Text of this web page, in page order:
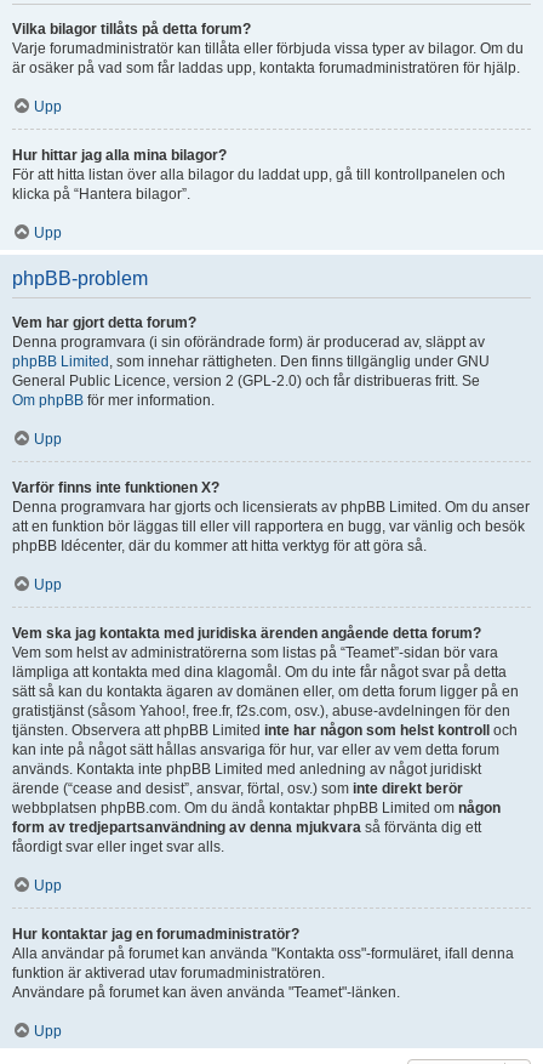
Vilka bilagor tillåts på detta forum?
Varje forumadministratör kan tillåta eller förbjuda vissa typer av bilagor. Om du
är osäker på vad som får laddas upp, kontakta forumadministratören för hjälp.
Upp
Hur hittar jag alla mina bilagor?
För att hitta listan över alla bilagor du laddat upp, gå till kontrollpanelen och
klicka på “Hantera bilagor”.
Upp
phpBB-problem
Vem har gjort detta forum?
Denna programvara (i sin oförändrade form) är producerad av, släppt av
phpBB Limited , som innehar rättigheten. Den finns tillgänglig under GNU
General Public Licence, version 2 (GPL-2.0) och får distribueras fritt. Se
Om phpBB för mer information.
Upp
Varför finns inte funktionen X?
Denna programvara har gjorts och licensierats av phpBB Limited. Om du anser
att en funktion bör läggas till eller vill rapportera en bugg, var vänlig och besök
phpBB Idécenter, där du kommer att hitta verktyg för att göra så.
Upp
Vem ska jag kontakta med juridiska ärenden angående detta forum?
Vem som helst av administratörerna som listas på “Teamet”-sidan bör vara
lämpliga att kontakta med dina klagomål. Om du inte får något svar på detta
sätt så kan du kontakta ägaren av domänen eller, om detta forum ligger på en
gratistjänst (såsom Yahoo!, free.fr, f2s.com, osv.), abuse-avdelningen för den
tjänsten. Observera att phpBB Limited inte har någon som helst kontroll
och
kan inte på något sätt hållas ansvariga för hur, var eller av vem detta forum
används. Kontakta inte phpBB Limited med anledning av något juridiskt
ärende (“cease and desist”, ansvar, förtal, osv.) som inte direkt berör
webbplatsen phpBB.com. Om du ändå kontaktar phpBB Limited om någon
form av tredjepartsanvändning av denna mjukvara så förvänta dig ett
fåordigt svar eller inget svar alls.
Upp
Hur kontaktar jag en forumadministratör?
Alla användar på forumet kan använda "Kontakta oss"-formuläret, ifall denna
funktion är aktiverad utav forumadministratören.
Användare på forumet kan även använda "Teamet"-länken.
Upp